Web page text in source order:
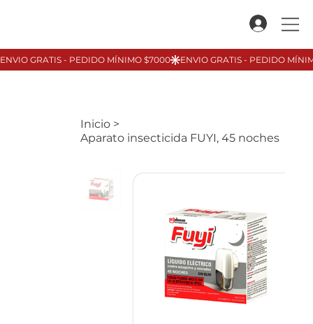
Inicio >
Aparato insecticida FUYI, 45 noches